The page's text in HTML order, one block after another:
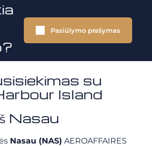
Pasiūlymo prašymas
su
Island
Nasau
Nasau (NAS) AEROAFFAIRES